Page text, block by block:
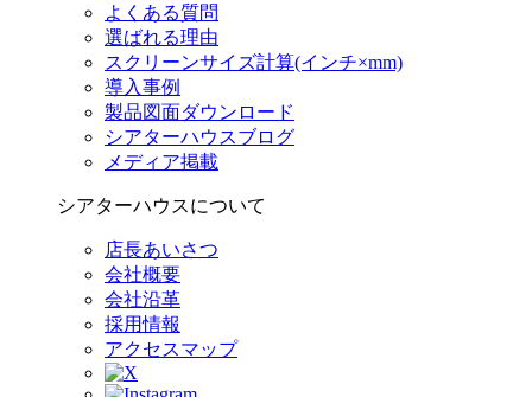
よくある質問
選ばれる理由
スクリーンサイズ計算(インチ×mm)
導入事例
製品図面ダウンロード
シアターハウスブログ
メディア掲載
シアターハウスについて
店長あいさつ
会社概要
会社沿革
採用情報
アクセスマップ